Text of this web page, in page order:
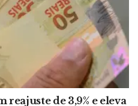
de 3,9% e eleva